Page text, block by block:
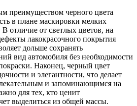
преимуществом черного цвета
в плане маскировки мелких
отличие от светлых цветов, на
лакокрасочного покрытия
дольше сохранять
вид автомобиля без необходимости
Наконец, черный цвет
и элегантности, что делает
и запоминающимся на
для тех, кто ценит
выделиться из общей массы.